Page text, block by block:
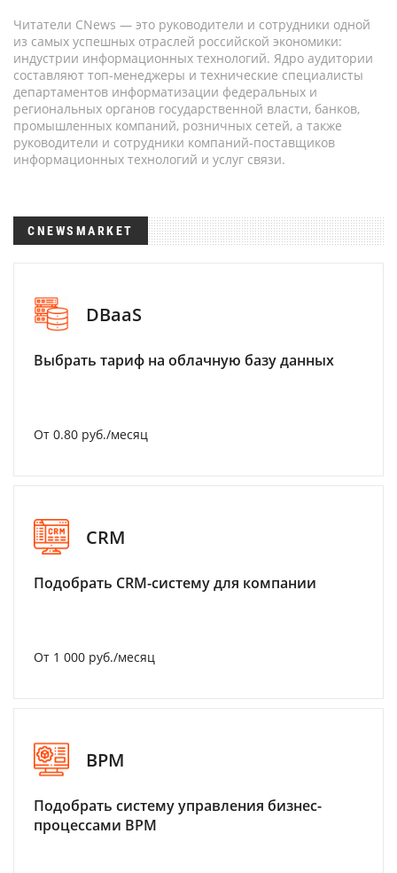
Читатели CNews — это руководители и сотрудники одной
из самых успешных отраслей российской экономики:
индустрии информационных технологий. Ядро аудитории
составляют топ-менеджеры и технические специалисты
департаментов информатизации федеральных и
региональных органов государственной власти, банков,
промышленных компаний, розничных сетей, а также
руководители и сотрудники компаний-поставщиков
информационных технологий и услуг связи.
CNEWSMARKET
DBaaS
Выбрать тариф на облачную базу данных
От 0.80 руб./месяц
CRM
Подобрать CRM-систему для компании
От 1 000 руб./месяц
BPM
Подобрать систему управления бизнес-
процессами BPM